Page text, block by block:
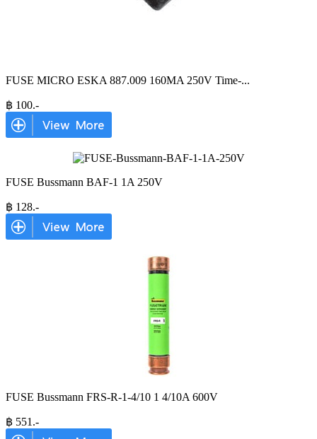
FUSE MICRO ESKA 887.009 160MA 250V Time-...
฿ 100.-
FUSE Bussmann BAF-1 1A 250V
฿ 128.-
FUSE Bussmann FRS-R-1-4/10 1 4/10A 600V
฿ 551 .-